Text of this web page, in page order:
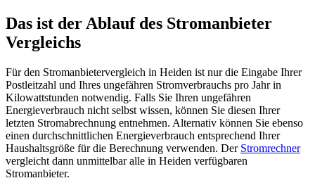
Das ist der Ablauf des Stromanbieter
Vergleichs
Für den Stromanbietervergleich in Heiden ist nur die Eingabe Ihrer
Postleitzahl und Ihres ungefähren Stromverbrauchs pro Jahr in
Kilowattstunden notwendig. Falls Sie Ihren ungefähren
Energieverbrauch nicht selbst wissen, können Sie diesen Ihrer
letzten Stromabrechnung entnehmen. Alternativ können Sie ebenso
einen durchschnittlichen Energieverbrauch entsprechend Ihrer
Haushaltsgröße für die Berechnung verwenden. Der Stromrechner
vergleicht dann unmittelbar alle in Heiden verfügbaren
Stromanbieter.